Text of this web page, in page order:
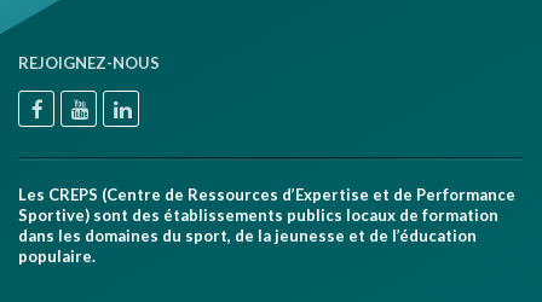
REJOIGNEZ-NOUS
Les CREPS (Centre de Ressources d’Expertise et de Performance
Sportive) sont des établissements publics locaux de formation
dans les domaines du sport, de la jeunesse et de l’éducation
populaire.